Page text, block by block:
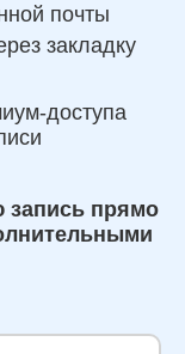
почты
закладку
доступа
запись прямо